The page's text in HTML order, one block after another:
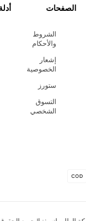
الصفحات
الشروط
والأحكام
إشعار
الخصوصية
ستورز
التسوق
الشخصي